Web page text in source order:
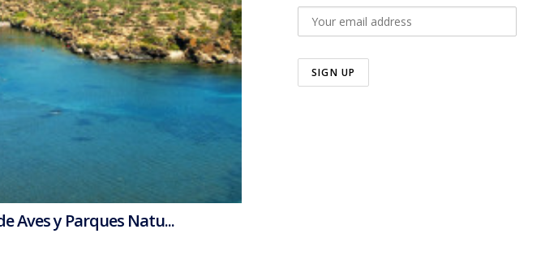
Aves y Parques Natu...